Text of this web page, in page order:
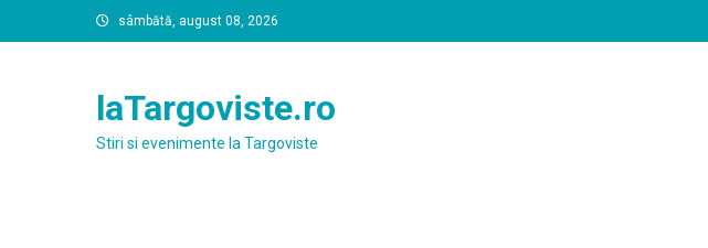
to
sâmbătă, august 08, 2026
laTargoviste.ro
Stiri si evenimente la Targoviste